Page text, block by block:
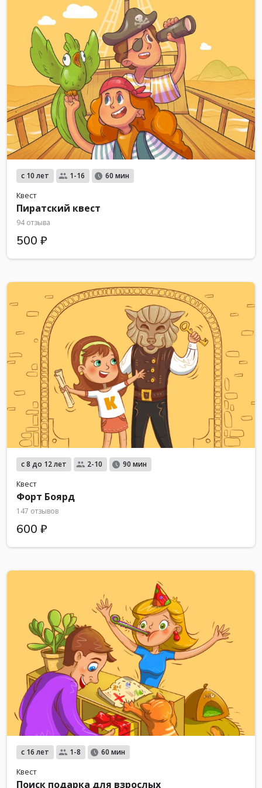
с 10 лет 1-16 60 мин
Квест
Пиратский квест
94 отзыва
500 ₽
с 8 до 12 лет 2-10 90 мин
Квест
Форт Боярд
147 отзывов
600 ₽
с 16 лет 1-8 60 мин
Квест
Поиск подарка для взрослых